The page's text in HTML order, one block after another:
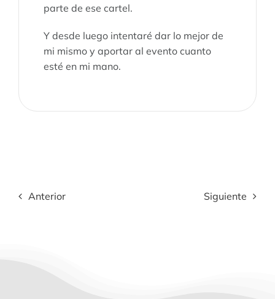
parte de ese cartel.
Y desde luego intentaré dar lo mejor de
mi mismo y aportar al evento cuanto
esté en mi mano.
Anterior Siguiente